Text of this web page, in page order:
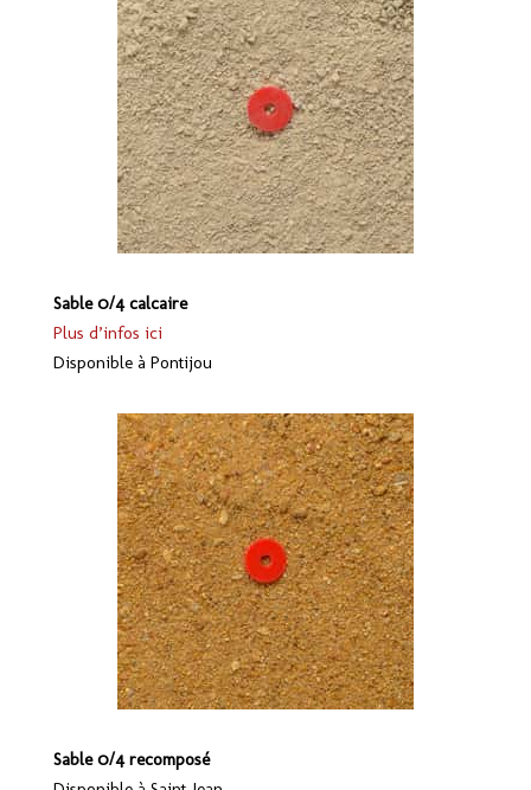
Sable 0/4 calcaire
Plus d’infos ici
Disponible à Pontijou
Sable 0/4 recomposé